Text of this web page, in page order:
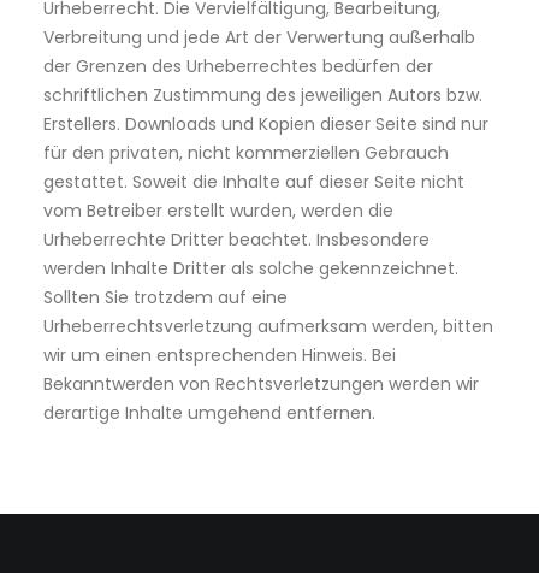
Urheberrecht. Die Vervielfältigung, Bearbeitung,
Verbreitung und jede Art der Verwertung außerhalb
der Grenzen des Urheberrechtes bedürfen der
schriftlichen Zustimmung des jeweiligen Autors bzw.
Erstellers. Downloads und Kopien dieser Seite sind nur
für den privaten, nicht kommerziellen Gebrauch
gestattet. Soweit die Inhalte auf dieser Seite nicht
vom Betreiber erstellt wurden, werden die
Urheberrechte Dritter beachtet. Insbesondere
werden Inhalte Dritter als solche gekennzeichnet.
Sollten Sie trotzdem auf eine
Urheberrechtsverletzung aufmerksam werden, bitten
wir um einen entsprechenden Hinweis. Bei
Bekanntwerden von Rechtsverletzungen werden wir
derartige Inhalte umgehend entfernen.